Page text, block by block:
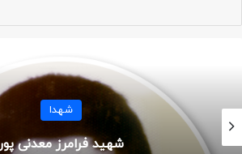
شهادت: ۲۵ دی ۱۳۶۶
شهدا
شهید فرامرز معدنی پور